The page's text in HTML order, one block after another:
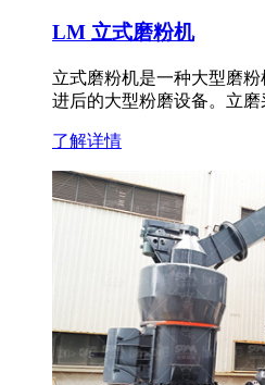
LM 立式磨粉机
立式磨粉机是一种大型磨
进后的大型粉磨设备。立
了解详情